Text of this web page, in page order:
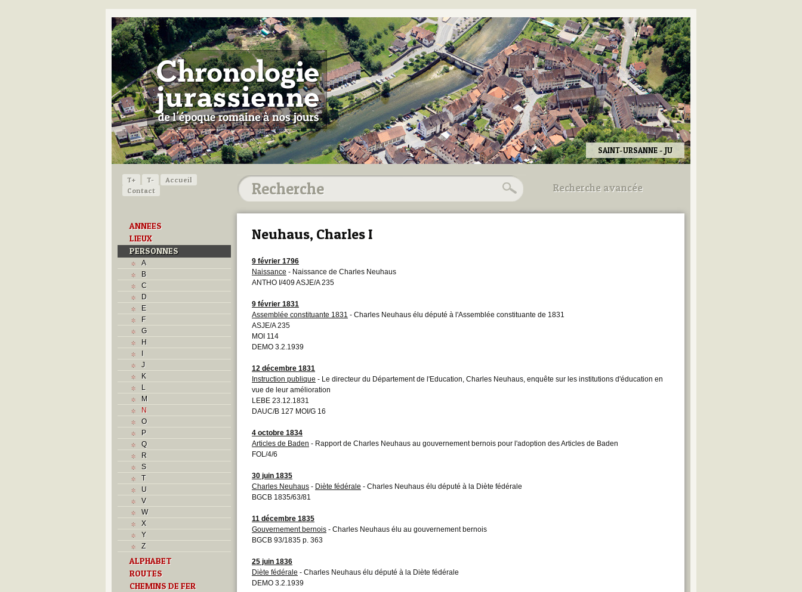
SAINT-URSANNE - JU
T+ T-
Accueil
Contact
ANNEES
LIEUX
PERSONNES
A
B
C
D
E
F
G
H
I
J
K
L
M
N
O
P
Q
R
S
T
U
V
W
X
Y
Z
ALPHABET
ROUTES
CHEMINS DE FER
Recherche avancée
Utilisez les champs ci-dessous
Neuhaus, Charles I
9 février 1796
Naissance - Naissance de Charles Neuhaus
ANTHO I/409 ASJE/A 235
9 février 1831
Assemblée constituante 1831 - Charles Neuhaus élu député à l'Assemblée constituante de 1831
ASJE/A 235
MOI 114
DEMO 3.2.1939
12 décembre 1831
Instruction publique - Le directeur du Département de l'Education, Charles Neuhaus, enquête sur les institutions d'éducation en
vue de leur amélioration
LEBE 23.12.1831
DAUC/B 127 MOI/G 16
4 octobre 1834
Articles de Baden - Rapport de Charles Neuhaus au gouvernement bernois pour l'adoption des Articles de Baden
FOL/4/6
30 juin 1835
Charles Neuhaus - Diète fédérale - Charles Neuhaus élu député à la Diète fédérale
BGCB 1835/63/81
11 décembre 1835
Gouvernement bernois - Charles Neuhaus élu au gouvernement bernois
BGCB 93/1835 p. 363
25 juin 1836
Diète fédérale - Charles Neuhaus élu député à la Diète fédérale
DEMO 3.2.1939